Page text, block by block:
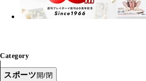
Category
スポーツ開/閉